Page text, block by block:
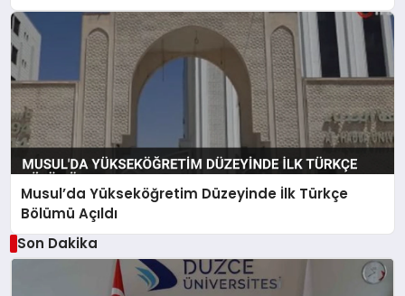
Musul’da Yükseköğretim Düzeyinde İlk Türkçe
Bölümü Açıldı
Son Dakika